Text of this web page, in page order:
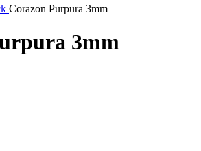
Corazon Purpura 3mm
3mm